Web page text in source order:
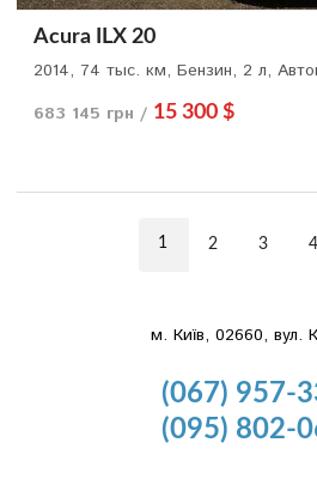
Acura ILX 20
2014, 74 тыс. км, Бензин, 2 л,
683 145 грн / 15 300 $
1 2 3 4
м. Київ, 02660, вул.
(067) 957-
(095) 802-